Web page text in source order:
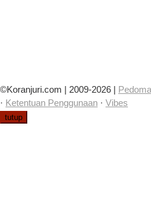
©Koranjuri.com | 2009-2026 |
· Ketentuan Penggunaan · Vibes
tutup